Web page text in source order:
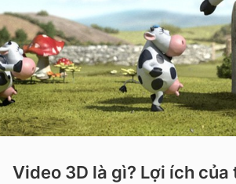
Video 3D là gì? Lợi ích của